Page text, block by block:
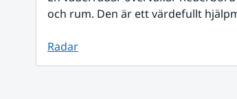
och rum. Den är ett värdefullt
Radar